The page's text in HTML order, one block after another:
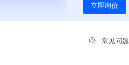
立即询价
常见问题